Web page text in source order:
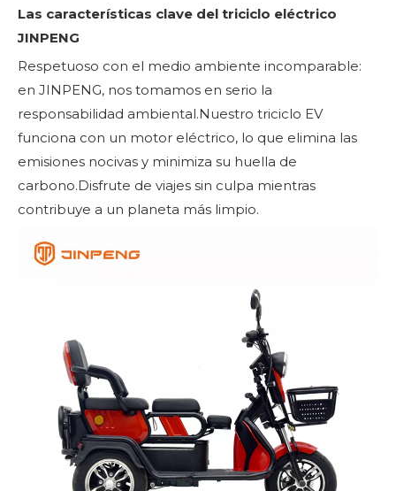
Las características clave del triciclo eléctrico
JINPENG
Respetuoso con el medio ambiente incomparable:
en JINPENG, nos tomamos en serio la
responsabilidad ambiental.Nuestro triciclo EV
funciona con un motor eléctrico, lo que elimina las
emisiones nocivas y minimiza su huella de
carbono.Disfrute de viajes sin culpa mientras
contribuye a un planeta más limpio.